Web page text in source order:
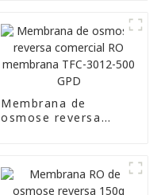
Membrana de
osmose reversa